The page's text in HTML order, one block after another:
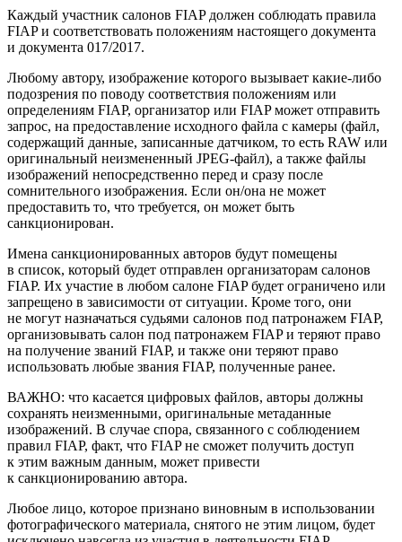
Каждый участник салонов FIAP должен соблюдать правила
FIAP и соответствовать положениям настоящего документа
и документа 017/2017.
Любому автору, изображение которого вызывает какие-либо
подозрения по поводу соответствия положениям или
определениям FIAP, организатор или FIAP может отправить
запрос, на предоставление исходного файла с камеры (файл,
содержащий данные, записанные датчиком, то есть RAW или
оригинальный неизмененный JPEG-файл), а также файлы
изображений непосредственно перед и сразу после
сомнительного изображения. Если он/она не может
предоставить то, что требуется, он может быть
санкционирован.
Имена санкционированных авторов будут помещены
в список, который будет отправлен организаторам салонов
FIAP. Их участие в любом салоне FIAP будет ограничено или
запрещено в зависимости от ситуации. Кроме того, они
не могут назначаться судьями салонов под патронажем FIAP,
организовывать салон под патронажем FIAP и теряют право
на получение званий FIAP, и также они теряют право
использовать любые звания FIAP, полученные ранее.
ВАЖНО: что касается цифровых файлов, авторы должны
сохранять неизменными, оригинальные метаданные
изображений. В случае спора, связанного с соблюдением
правил FIAP, факт, что FIAP не сможет получить доступ
к этим важным данным, может привести
к санкционированию автора.
Любое лицо, которое признано виновным в использовании
фотографического материала, снятого не этим лицом, будет